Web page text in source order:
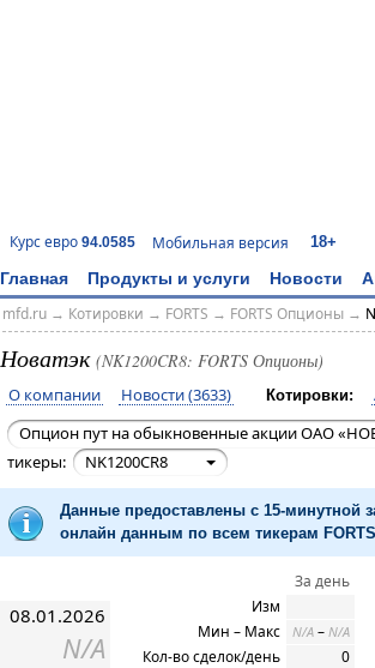
Курс евро 94.0585 Мобильная версия 18+
Главная Продукты и услуги Новости
mfd.ru→ Котировки → FORTS → FORTS Опционы→
Новатэк (NK1200CR8: FORTS Опционы)
О компании Новости (3633) Котировки:
Опцион пут на обыкновенные акции ОАО
тикеры:
NK1200CR8
Данные предоставлены с 15-минутной
онлайн данным по всем тикерам
08.01.2026
N/A
За день
Изм
Мин – Макс
N/A – N/A
Кол-во сделок/день
0